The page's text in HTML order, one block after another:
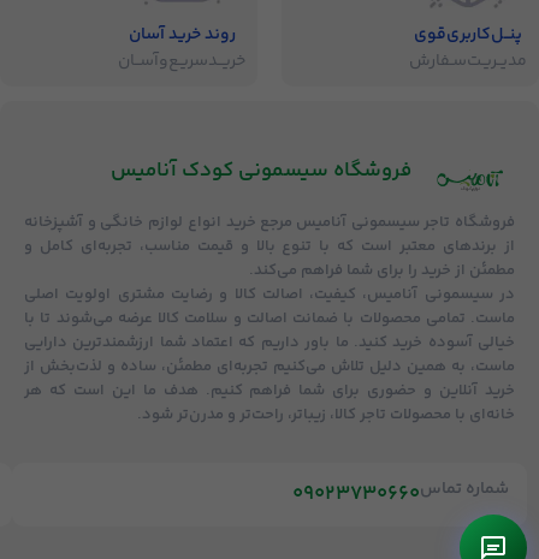
پنــل‌کاربری‌قوی
مدیــریـت‌سـفارش
روند خرید آسان
خریــد‌سریـع‌و‌آســان
فروشگاه‌ سیسمونی کودک آنامیس
فروشگاه تاجر سیسمونی آنامیس مرجع خرید انواع لوازم خانگی و آشپزخانه
از برندهای معتبر است که با تنوع بالا و قیمت مناسب، تجربه‌ای کامل و
مطمئن از خرید را برای شما فراهم می‌کند.
در سیسمونی آنامیس، کیفیت، اصالت کالا و رضایت مشتری اولویت اصلی
ماست. تمامی محصولات با ضمانت اصالت و سلامت کالا عرضه می‌شوند تا با
خیالی آسوده خرید کنید. ما باور داریم که اعتماد شما ارزشمندترین دارایی
ماست، به همین دلیل تلاش می‌کنیم تجربه‌ای مطمئن، ساده و لذت‌بخش از
خرید آنلاین و حضوری برای شما فراهم کنیم. هدف ما این است که هر
خانه‌ای با محصولات تاجر کالا، زیباتر، راحت‌تر و مدرن‌تر شود.
شماره تماس09023730660